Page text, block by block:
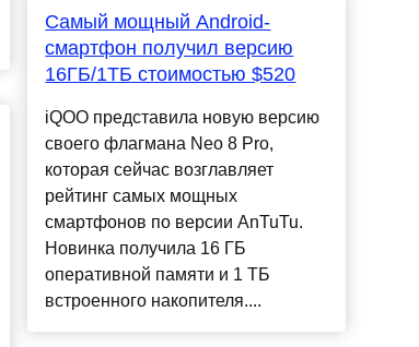
Самый мощный Android-
смартфон получил версию
16ГБ/1ТБ стоимостью $520
iQOO представила новую версию
своего флагмана Neo 8 Pro,
которая сейчас возглавляет
рейтинг самых мощных
смартфонов по версии AnTuTu.
Новинка получила 16 ГБ
оперативной памяти и 1 ТБ
встроенного накопителя....